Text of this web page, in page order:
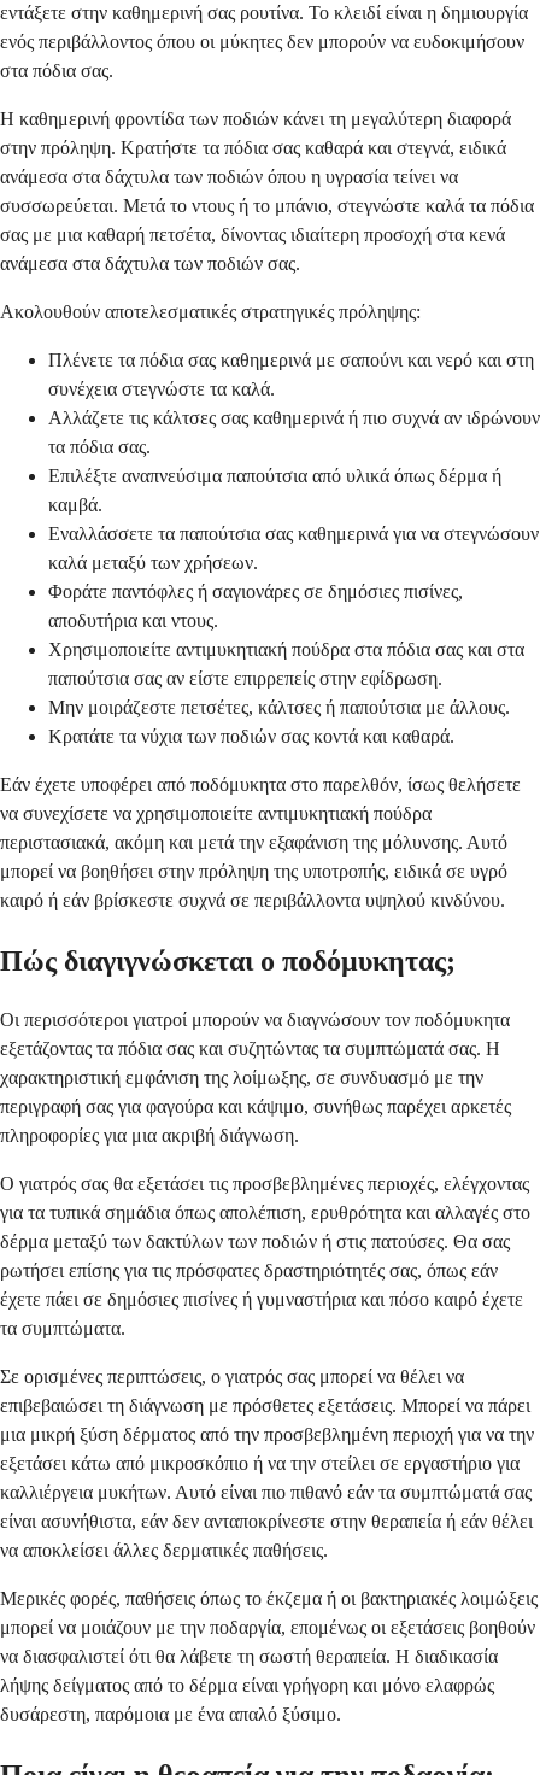
εντάξετε στην καθημερινή σας ρουτίνα. Το κλειδί είναι η δημιουργία
ενός περιβάλλοντος όπου οι μύκητες δεν μπορούν να ευδοκιμήσουν
στα πόδια σας.
Η καθημερινή φροντίδα των ποδιών κάνει τη μεγαλύτερη διαφορά
στην πρόληψη. Κρατήστε τα πόδια σας καθαρά και στεγνά, ειδικά
ανάμεσα στα δάχτυλα των ποδιών όπου η υγρασία τείνει να
συσσωρεύεται. Μετά το ντους ή το μπάνιο, στεγνώστε καλά τα πόδια
σας με μια καθαρή πετσέτα, δίνοντας ιδιαίτερη προσοχή στα κενά
ανάμεσα στα δάχτυλα των ποδιών σας.
Ακολουθούν αποτελεσματικές στρατηγικές πρόληψης:
Πλένετε τα πόδια σας καθημερινά με σαπούνι και νερό και στη
συνέχεια στεγνώστε τα καλά.
Αλλάζετε τις κάλτσες σας καθημερινά ή πιο συχνά αν ιδρώνουν
τα πόδια σας.
Επιλέξτε αναπνεύσιμα παπούτσια από υλικά όπως δέρμα ή
καμβά.
Εναλλάσσετε τα παπούτσια σας καθημερινά για να στεγνώσουν
καλά μεταξύ των χρήσεων.
Φοράτε παντόφλες ή σαγιονάρες σε δημόσιες πισίνες,
αποδυτήρια και ντους.
Χρησιμοποιείτε αντιμυκητιακή πούδρα στα πόδια σας και στα
παπούτσια σας αν είστε επιρρεπείς στην εφίδρωση.
Μην μοιράζεστε πετσέτες, κάλτσες ή παπούτσια με άλλους.
Κρατάτε τα νύχια των ποδιών σας κοντά και καθαρά.
Εάν έχετε υποφέρει από ποδόμυκητα στο παρελθόν, ίσως θελήσετε
να συνεχίσετε να χρησιμοποιείτε αντιμυκητιακή πούδρα
περιστασιακά, ακόμη και μετά την εξαφάνιση της μόλυνσης. Αυτό
μπορεί να βοηθήσει στην πρόληψη της υποτροπής, ειδικά σε υγρό
καιρό ή εάν βρίσκεστε συχνά σε περιβάλλοντα υψηλού κινδύνου.
Πώς διαγιγνώσκεται ο ποδόμυκητας;
Οι περισσότεροι γιατροί μπορούν να διαγνώσουν τον ποδόμυκητα
εξετάζοντας τα πόδια σας και συζητώντας τα συμπτώματά σας. Η
χαρακτηριστική εμφάνιση της λοίμωξης, σε συνδυασμό με την
περιγραφή σας για φαγούρα και κάψιμο, συνήθως παρέχει αρκετές
πληροφορίες για μια ακριβή διάγνωση.
Ο γιατρός σας θα εξετάσει τις προσβεβλημένες περιοχές, ελέγχοντας
για τα τυπικά σημάδια όπως απολέπιση, ερυθρότητα και αλλαγές στο
δέρμα μεταξύ των δακτύλων των ποδιών ή στις πατούσες. Θα σας
ρωτήσει επίσης για τις πρόσφατες δραστηριότητές σας, όπως εάν
έχετε πάει σε δημόσιες πισίνες ή γυμναστήρια και πόσο καιρό έχετε
τα συμπτώματα.
Σε ορισμένες περιπτώσεις, ο γιατρός σας μπορεί να θέλει να
επιβεβαιώσει τη διάγνωση με πρόσθετες εξετάσεις. Μπορεί να πάρει
μια μικρή ξύση δέρματος από την προσβεβλημένη περιοχή για να την
εξετάσει κάτω από μικροσκόπιο ή να την στείλει σε εργαστήριο για
καλλιέργεια μυκήτων. Αυτό είναι πιο πιθανό εάν τα συμπτώματά σας
είναι ασυνήθιστα, εάν δεν ανταποκρίνεστε στην θεραπεία ή εάν θέλει
να αποκλείσει άλλες δερματικές παθήσεις.
Μερικές φορές, παθήσεις όπως το έκζεμα ή οι βακτηριακές λοιμώξεις
μπορεί να μοιάζουν με την ποδαργία, επομένως οι εξετάσεις βοηθούν
να διασφαλιστεί ότι θα λάβετε τη σωστή θεραπεία. Η διαδικασία
λήψης δείγματος από το δέρμα είναι γρήγορη και μόνο ελαφρώς
δυσάρεστη, παρόμοια με ένα απαλό ξύσιμο.